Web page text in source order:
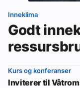
Inneklima
Godt
Kurs og konferanser
Inviterer til